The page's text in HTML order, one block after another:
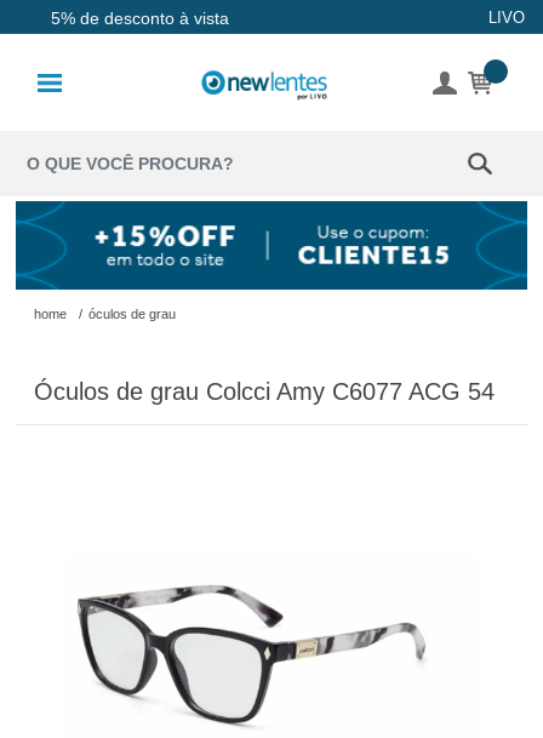
5% de desconto à vista LIVO
Coloridas
Solução
Óculos de
Óculos de
Grau
Consultar
Pedidos
Recompra
home / óculos de grau
Óculos de grau Colcci Amy C6077 ACG 54